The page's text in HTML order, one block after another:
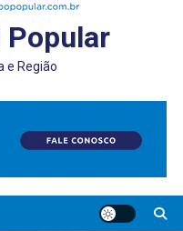
Popular
e Região